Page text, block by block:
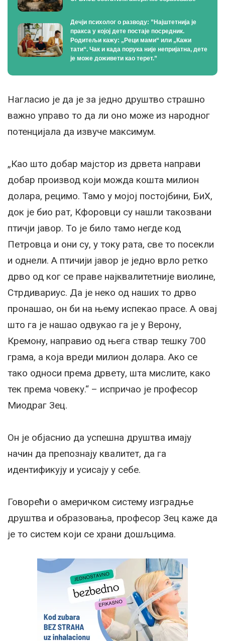
Дечји психолог о разводу: ”Најштетнија је
пракса у којој дете постаје посредник.
Родитељи кажу: „Реци мами“ или „Кажи
тати“. Чак и када порука није непријатна, дете
је може доживети као терет.”
Нагласио је да је за једно друштво страшно
важно управо то да ли оно може из народног
потенцијала да извуче максимум.
„Као што добар мајстор из дрвета направи
добар производ који можда кошта милион
долара, рецимо. Тамо у мојој постојбини, БиХ,
док је био рат, Кфоровци су нашли такозвани
птичји јавор. То је било тамо негде код
Петровца и они су, у току рата, све то посекли
и однели. А птичији јавор је једно врло ретко
дрво од ког се праве најквалитетније виолине,
Стрдивариус. Да је неко од наших то дрво
пронашао, он би на њему испекао прасе. А овај
што га је нашао одвукао га је у Верону,
Кремону, направио од њега ствар тешку 700
грама, а која вреди милион долара. Ако се
тако односи према дрвету, шта мислите, како
тек према човеку.“ – испричао је професор
Миодраг Зец.
Он је објаснио да успешна друштва имају
начин да препознају квалитет, да га
идентификују и усисају у себе.
Говорећи о америчком систему изградње
друштва и образовања, професор Зец каже да
је то систем који се храни дошљцима.